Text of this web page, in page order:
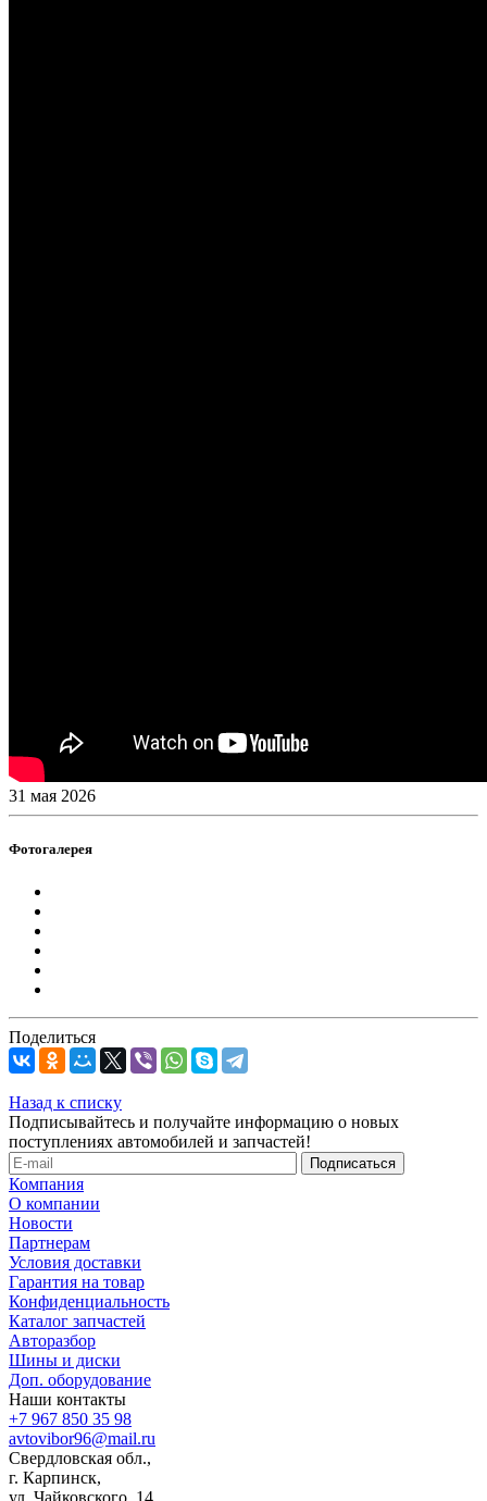
31 мая 2026
Фотогалерея
Поделиться
Назад к списку
Подписывайтесь и получайте информацию о новых
поступлениях автомобилей и запчастей!
Компания
О компании
Новости
Партнерам
Условия доставки
Гарантия на товар
Конфиденциальность
Каталог запчастей
Авторазбор
Шины и диски
Доп. оборудование
Наши контакты
+7 967 850 35 98
avtovibor96@mail.ru
Свердловская обл.,
г. Карпинск,